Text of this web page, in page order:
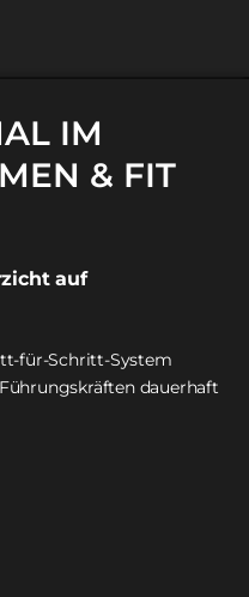
IM
& FIT
auf
für-Schritt-System
dauerhaft